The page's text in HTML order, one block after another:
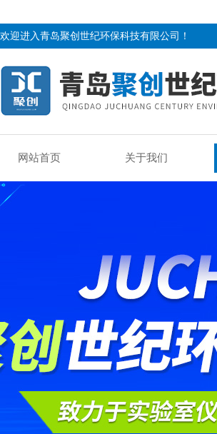
欢迎进入青岛聚创世纪环保科技有限公司！
网站首页 关于我们